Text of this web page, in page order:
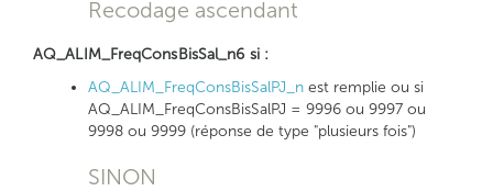
Recodage ascendant
AQ_ALIM_FreqConsBisSal_n6 si :
AQ_ALIM_FreqConsBisSalPJ_n est remplie ou si
AQ_ALIM_FreqConsBisSalPJ = 9996 ou 9997 ou
9998 ou 9999 (réponse de type "plusieurs fois")
SINON